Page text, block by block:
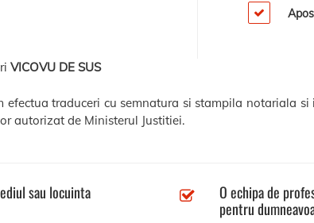
VICOVU DE SUS
traduceri cu semnatura si stampila notariala si
autorizat de Ministerul Justitiei.
sau locuinta
O echipa de
pentru